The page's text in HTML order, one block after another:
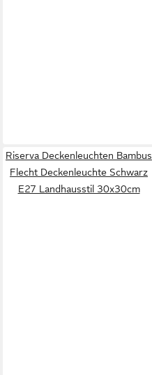
Riserva Deckenleuchten Bambus
Flecht Deckenleuchte Schwarz
E27 Landhausstil 30x30cm